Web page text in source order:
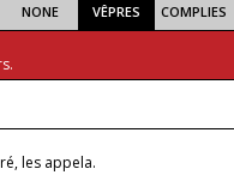
NONE VÊPRES COMPLIES
les appela.